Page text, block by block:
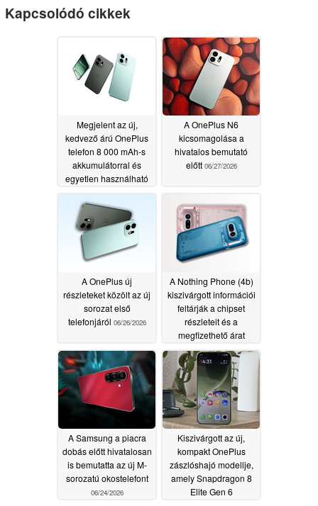
Kapcsolódó cikkek
Megjelent az új,
kedvező árú OnePlus
telefon 8 000 mAh-s
akkumulátorral és
egyetlen használható
hátsó kamerával
06/30/2026
A OnePlus N6
kicsomagolása a
hivatalos bemutató
előtt 06/27/2026
A OnePlus új
részleteket közölt az új
sorozat első
telefonjáról 06/26/2026
A Nothing Phone (4b)
kiszivárgott információi
feltárják a chipset
részleteit és a
megfizethető árat
06/25/2026
A Samsung a piacra
dobás előtt hivatalosan
is bemutatta az új M-
sorozatú okostelefont
06/24/2026
Kiszivárgott az új,
kompakt OnePlus
zászlóshajó modellje,
amely Snapdragon 8
Elite Gen 6